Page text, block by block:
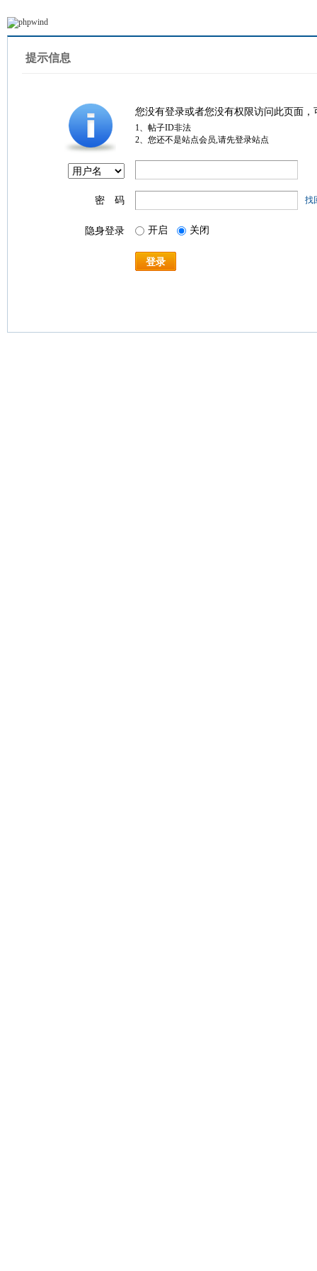
提示信息
您没有登录或者您没有权限访问此页面
1、帖子ID非法
2、您还不是站点会员,请先登录站点
密 码 找
隐身登录 开启 关闭
登录